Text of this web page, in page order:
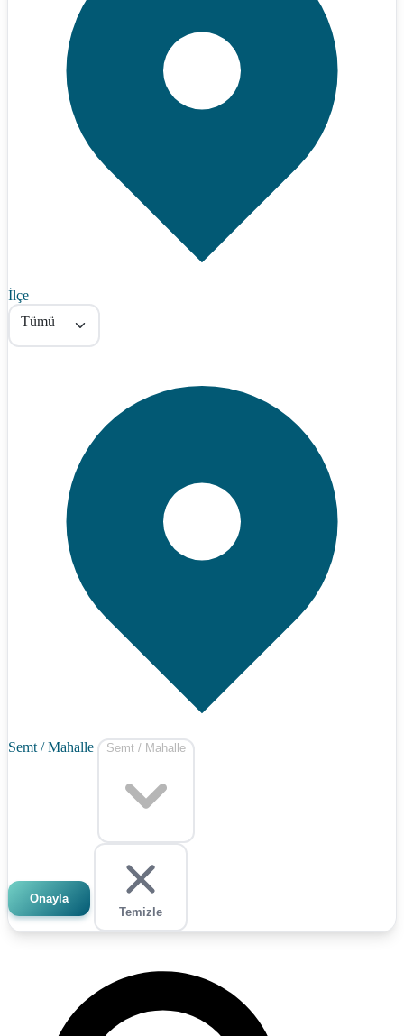
İlçe
Tümü
Semt / Mahalle Semt / Mahalle
Onayla
Temizle